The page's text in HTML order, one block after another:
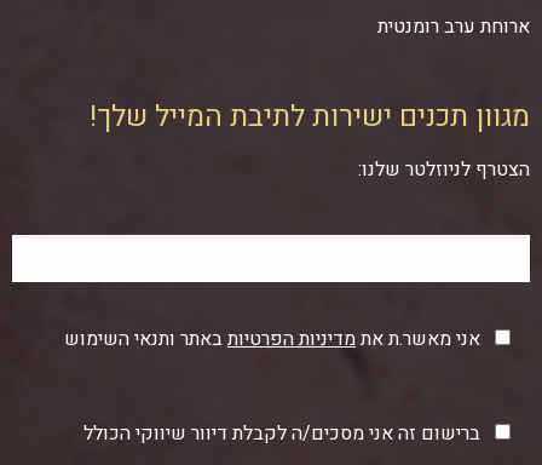
ארוחת ערב רומנטית
מגוון תכנים ישירות לתיבת המייל שלך!
הצטרף לניוזלטר שלנו:
אני מאשר.ת אתמדיניות הפרטיותבאתר ותנאי השימוש
ברישום זה אני מסכים/ה לקבלת דיוור שיווקי הכולל